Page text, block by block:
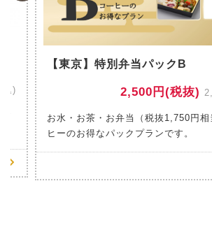
込)
【東京】特別弁当パックB
2,500円(税抜)
お水・お茶・お弁当（税抜1,750円相
ヒーのお得なパックプランです。